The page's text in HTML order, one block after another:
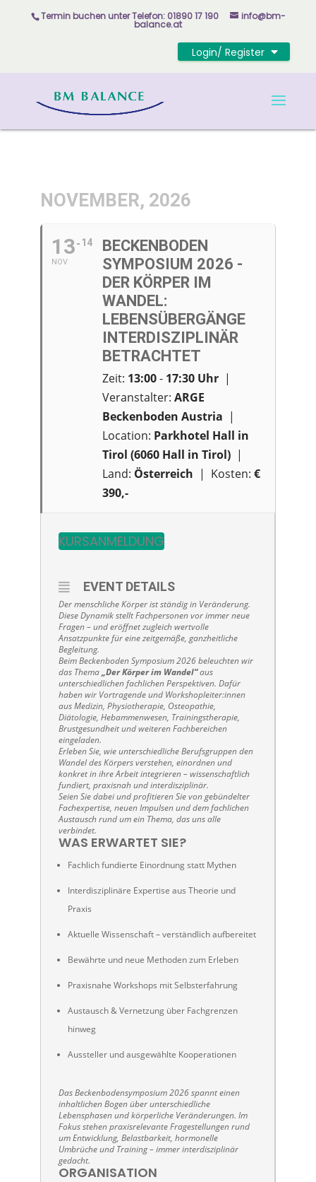
Termin buchen unterTelefon: 01890 17 190 info@bm-
balance.at
Login/ Register
NOVEMBER, 2026
13
NOV
14
BECKENBODEN
SYMPOSIUM 2026 -
DER KÖRPER IM
WANDEL:
LEBENSÜBERGÄNGE
INTERDISZIPLINÄR
BETRACHTET
Zeit: 13:00- 17:30 Uhr |
Veranstalter:ARGE
Beckenboden Austria |
Location: Parkhotel Hall in
Tirol (6060 Hall in Tirol) |
Land: Österreich | Kosten:€
390,-
KURSANMELDUNG
EVENT DETAILS
Der menschliche Körper ist ständig in Veränderung.
Diese Dynamik stellt Fachpersonen vor immer neue
Fragen – und eröffnet zugleich wertvolle
Ansatzpunkte für eine zeitgemäße, ganzheitliche
Begleitung.
Beim Beckenboden Symposium 2026 beleuchten wir
das Thema„Der Körper im Wandel“aus
unterschiedlichen fachlichen Perspektiven. Dafür
haben wir Vortragende und Workshopleiter:innen
aus Medizin, Physiotherapie, Osteopathie,
Diätologie, Hebammenwesen, Trainingstherapie,
Brustgesundheit und weiteren Fachbereichen
eingeladen.
Erleben Sie, wie unterschiedliche Berufsgruppen den
Wandel des Körpers verstehen, einordnen und
konkret in ihre Arbeit integrieren – wissenschaftlich
fundiert, praxisnah und interdisziplinär.
Seien Sie dabei und profitieren Sie von gebündelter
Fachexpertise, neuen Impulsen und dem fachlichen
Austausch rund um ein Thema, das uns alle
verbindet.
WAS ERWARTET SIE?
Fachlich fundierte Einordnung statt Mythen
Interdisziplinäre Expertise aus Theorie und
Praxis
Aktuelle Wissenschaft – verständlich aufbereitet
Bewährte und neue Methoden zum Erleben
Praxisnahe Workshops mit Selbsterfahrung
Austausch & Vernetzung über Fachgrenzen
hinweg
Aussteller und ausgewählte Kooperationen
Das Beckenbodensymposium 2026 spannt einen
inhaltlichen Bogen über unterschiedliche
Lebensphasen und körperliche Veränderungen. Im
Fokus stehen praxisrelevante Fragestellungen rund
um Entwicklung, Belastbarkeit, hormonelle
Umbrüche und Training – immer interdisziplinär
gedacht.
ORGANISATION